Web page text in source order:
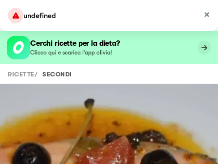
undefined
Cerchi ricette per la dieta?
Clicca qui e scarica l’app olivia!
RICETTE/ SECONDI